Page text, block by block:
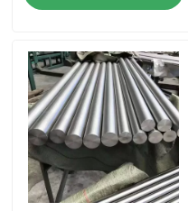
제품
우리에 대하여
공장 여행